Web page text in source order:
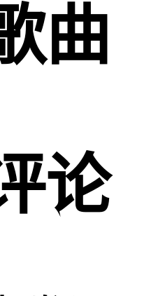
曲
论